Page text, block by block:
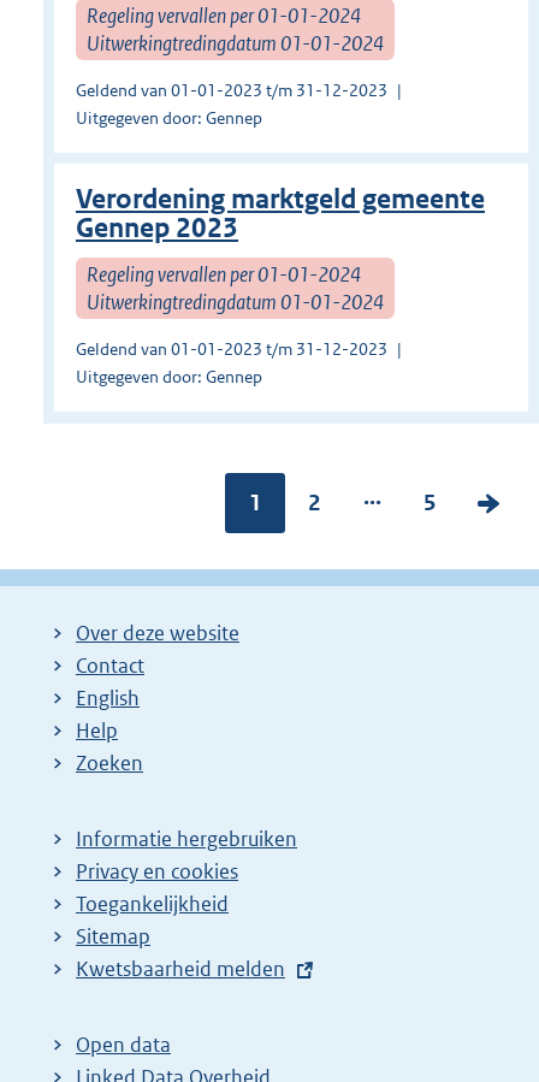
Regeling vervallen per 01-01-2024
Uitwerkingtredingdatum 01-01-2024
Geldend van 01-01-2023 t/m 31-12-2023
Uitgegeven door: Gennep
Verordening marktgeld gemeente
Gennep 2023
Regeling vervallen per 01-01-2024
Uitwerkingtredingdatum 01-01-2024
Geldend van 01-01-2023 t/m 31-12-2023
Uitgegeven door: Gennep
Pagina:
1
P
g
2 ...
P
g
5
V
l
Over deze website
Contact
English
Help
Zoeken
Informatie hergebruiken
Privacy en cookies
Toegankelijkheid
Sitemap
E
t
e
Kwetsbaarheid melden
Open data